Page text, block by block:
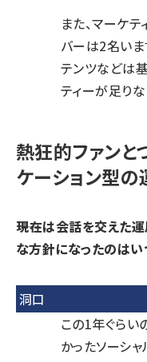
また、マーケ
バーは2名いま
テンツなどは
ティーが足り
熱狂的ファンと
ケーション型の
――現在は会話を交えた
な方針になったのはい
洞口
この1年ぐらい
かったソーシ